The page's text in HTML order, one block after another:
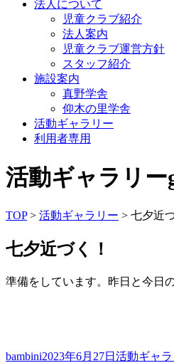
法人について
児童クラブ紹介
法人案内
児童クラブ運営方針
スタッフ紹介
施設案内
真野学舎
仰木の里学舎
活動ギャラリー
利用者専用
活動ギャラリー
TOP> 活動ギャラリー > 七夕近
七夕近づく！
準備をしています。昨日と今日
投
bambini投
2023年6月27日 カ
活動ギャ